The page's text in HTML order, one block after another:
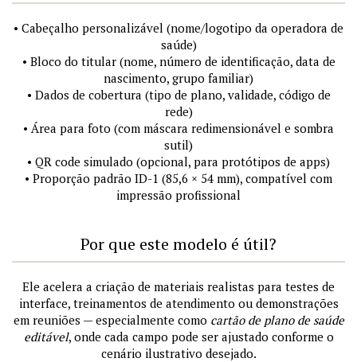
• Cabeçalho personalizável (nome/logotipo da operadora de
saúde)
• Bloco do titular (nome, número de identificação, data de
nascimento, grupo familiar)
• Dados de cobertura (tipo de plano, validade, código de
rede)
• Área para foto (com máscara redimensionável e sombra
sutil)
• QR code simulado (opcional, para protótipos de apps)
• Proporção padrão ID-1 (85,6 × 54 mm), compatível com
impressão profissional
Por que este modelo é útil?
Ele acelera a criação de materiais realistas para testes de
interface, treinamentos de atendimento ou demonstrações
em reuniões — especialmente como cartão de plano de saúde
editável, onde cada campo pode ser ajustado conforme o
cenário ilustrativo desejado.